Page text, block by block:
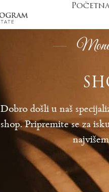
Dobro došli u naš
shop. Pripremite se za